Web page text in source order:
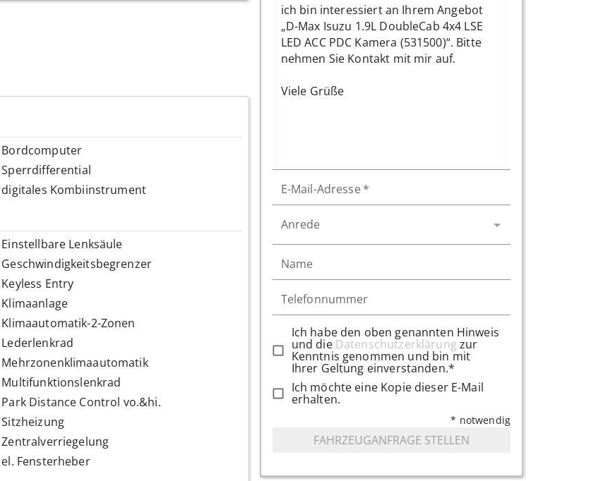
Bordcomputer
Sperrdifferential
digitales Kombiinstrument
Einstellbare Lenksäule
Geschwindigkeitsbegrenzer
Keyless Entry
Klimaanlage
Klimaautomatik-2-Zonen
Lederlenkrad
Mehrzonenklimaautomatik
Multifunktionslenkrad
Park Distance Control vo.&hi.
Sitzheizung
Zentralverriegelung
el. Fensterheber
E-Mail-Adresse *
Anrede
Name
Telefonnummer
Ich habe den oben genannten Hinweis
und die Datenschutzerklärung zur
Kenntnis genommen und bin mit
Ihrer Geltung einverstanden.*
Ich möchte eine Kopie dieser E-Mail
erhalten.
* notwendig
FAHRZEUGANFRAGE STELLEN